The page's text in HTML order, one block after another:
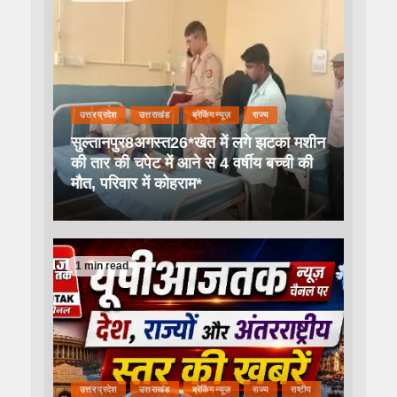
उत्तर प्रदेश उत्तराखंड ब्रेकिंग न्यूज़ राज्य
सुल्तानपुर8अगस्त26*खेत में लगे झटका मशीन
की तार की चपेट में आने से 4 वर्षीय बच्ची की
मौत, परिवार में कोहराम*
1 min read
उत्तर प्रदेश उत्तराखंड ब्रेकिंग न्यूज़ राज्य राष्टीय